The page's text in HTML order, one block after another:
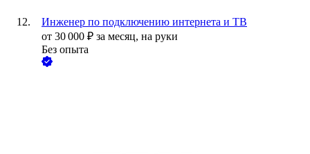
Инженер по подключению интернета и ТВ
от 30 000 ₽ за месяц, на руки
Без опыта